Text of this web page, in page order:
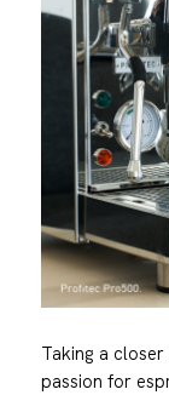
Taking a
passion for